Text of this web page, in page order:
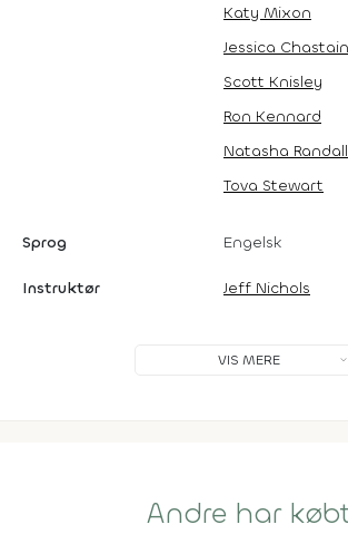
Katy Mixon
Jessica Chastain
Scott Knisley
Ron Kennard
Natasha Randall
Tova Stewart
Sprog Engelsk
Instruktør Jeff Nichols
VIS MERE
Andre har